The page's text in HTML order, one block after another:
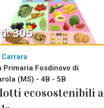
Carrara
Primaria Fosdinovo di
(MS) - 4B - 5B
ecosostenibili a
305